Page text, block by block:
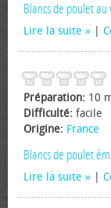
Blancs de poulet
Lire la suite
Préparation: 10
Difficulté: facile
Origine: France
Blancs de poulet
Lire la suite